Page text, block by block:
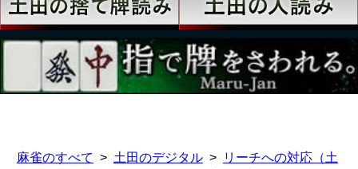
麻雀のすべて 土田のデジタル
リーチへの対応（土